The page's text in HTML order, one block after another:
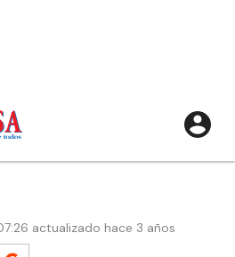
actualizado hace 3 años